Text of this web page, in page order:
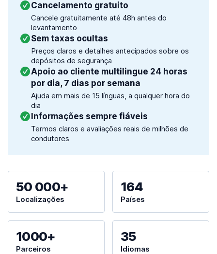
Cancelamento gratuito
Cancele gratuitamente até 48h antes do
levantamento
Sem taxas ocultas
Preços claros e detalhes antecipados sobre os
depósitos de segurança
Apoio ao cliente multilingue 24 horas
por dia, 7 dias por semana
Ajuda em mais de 15 línguas, a qualquer hora do
dia
Informações sempre fiáveis
Termos claros e avaliações reais de milhões de
condutores
50 000+
Localizações
164
Países
1000+
Parceiros
35
Idiomas